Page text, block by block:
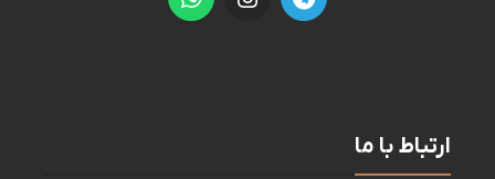
ارتباط با ما